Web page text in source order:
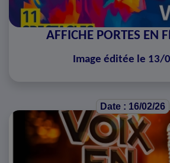
AFFICHE PORTES EN
Image éditée le 13/
Date : 16/02/26